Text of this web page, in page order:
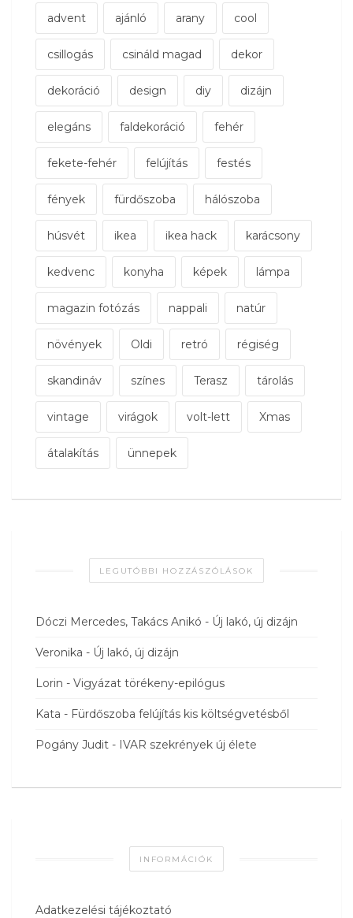
advent ajánló arany cool
csillogás csináld magad dekor
dekoráció design diy dizájn
elegáns faldekoráció fehér
fekete-fehér felújítás festés
fények fürdőszoba hálószoba
húsvét ikea ikea hack karácsony
kedvenc konyha képek lámpa
magazin fotózás nappali natúr
növények Oldi retró régiség
skandináv színes Terasz tárolás
vintage virágok volt-lett Xmas
átalakítás ünnepek
LEGUTÓBBI HOZZÁSZÓLÁSOK
Dóczi Mercedes, Takács Anikó - Új lakó, új dizájn
Veronika - Új lakó, új dizájn
Lorin - Vigyázat törékeny-epilógus
Kata - Fürdőszoba felújítás kis költségvetésből
Pogány Judit - IVAR szekrények új élete
INFORMÁCIÓK
Adatkezelési tájékoztató